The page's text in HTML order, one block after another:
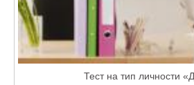
Тест на тип личности